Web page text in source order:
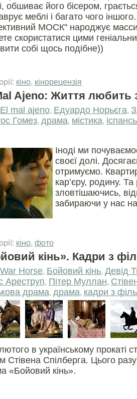
обшиває його бісером,
меблі і багато чого
МОСК" народжує масси
скористатися цими
собі щось подібне))
кіно, кінорецензія
Ajeno: Життя любить
El mal ajeno, Едуардо Норьєга,
Гомез, драма, містика,
Іноді ми
своєї долі.
отримуємо.
кар’єру, родину.
зловтішаючись,
забираючи у нас
кіно, фото
кінь». Кадри з
War Horse, Бойовий кінь, Девід
Ареструп, Пітер Муллан,
драма, драма, кадри з
в українському прокаті
Стівена Спілберга. Цього
«Бойовий кінь».